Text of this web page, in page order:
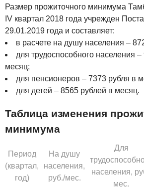
Размер прожиточного минимума
IV квартал 2018 года учрежден
29.01.2019 года и составляет:
в расчете на душу населения –
для трудоспособного населения
месяц;
для пенсионеров – 7373 рубля в
для детей – 8565 рублей в месяц.
Таблица изменения
минимума
Период
(квартал,
год)
На душу
населения,
руб./мес.
Для
населения,
мес.